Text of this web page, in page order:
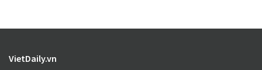
VietDaily.vn